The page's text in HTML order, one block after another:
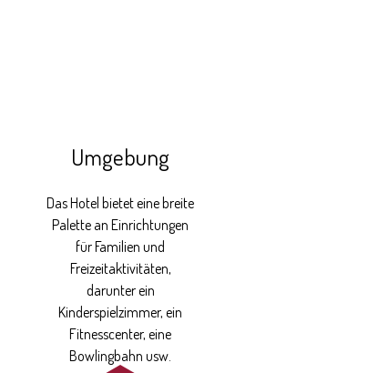
Umgebung
Das Hotel bietet eine breite
Palette an Einrichtungen
für Familien und
Freizeitaktivitäten,
darunter ein
Kinderspielzimmer, ein
Fitnesscenter, eine
Bowlingbahn usw.